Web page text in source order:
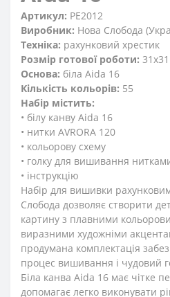
Артикул: РЕ2012
Виробник: Нова Слобода
Техніка: рахунковий хрестик
Розмір готової роботи:
Основа: біла Aida 16
Кількість кольорів: 55
Набір містить:
• білу канву Aida 16
• нитки AVRORA 120
• кольорову схему
• голку для вишивання
• інструкцію
Набір для вишивки
Слобода дозволяє створити
картину з плавними
виразними художніми
продумана комплектація
процес вишивання і чудовий
Біла канва Aida 16 має чітке
допомагає легко виконувати